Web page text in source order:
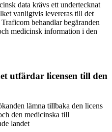
data krävs ett undertecknat
vanligtvis levereras till det
behandlar begäranden
medicinsk information i den
utfärdar licensen till den
lämna tillbaka den licens
den medicinska till
landet